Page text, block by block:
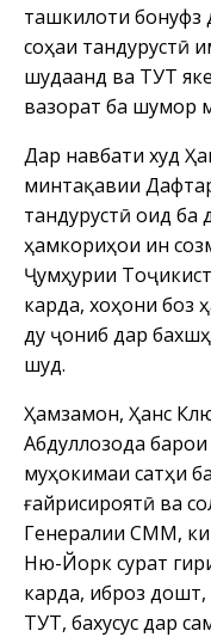
ташкилоти
соҳаи тандурустӣ
шудаанд ва ТУТ
вазорат ба шумор
Дар навбати худ
минтақавии
тандурустӣ оид ба
ҳамкориҳои ин
Ҷумҳурии
карда, хоҳони боз
ду ҷониб дар
шуд.
Ҳамзамон, Ҳанс
Абдуллозода
муҳокимаи сатҳи
ғайрисироятӣ ва
Генералии СММ,
Ню-Йорк сурат
карда, иброз дошт,
ТУТ, бахусус дар